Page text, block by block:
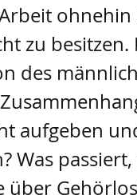
zu
des
aufgeben
Was
über